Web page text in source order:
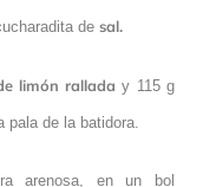
de sal.
limón rallada y 115 g
pala de la batidora.
arenosa, en un bol